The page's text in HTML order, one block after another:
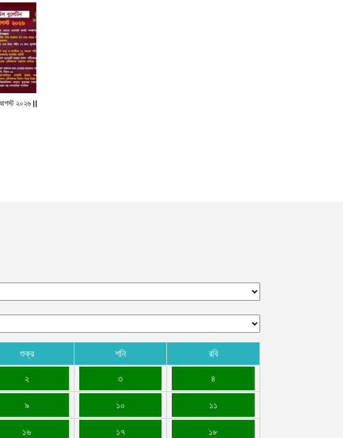
২০২৬ ||
শুক্র শনি রবি
২ ৩ ৪
৯ ১০ ১১
১৬ ১৭ ১৮